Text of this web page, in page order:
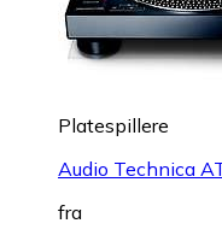
Platespillere
Audio Technica
fra